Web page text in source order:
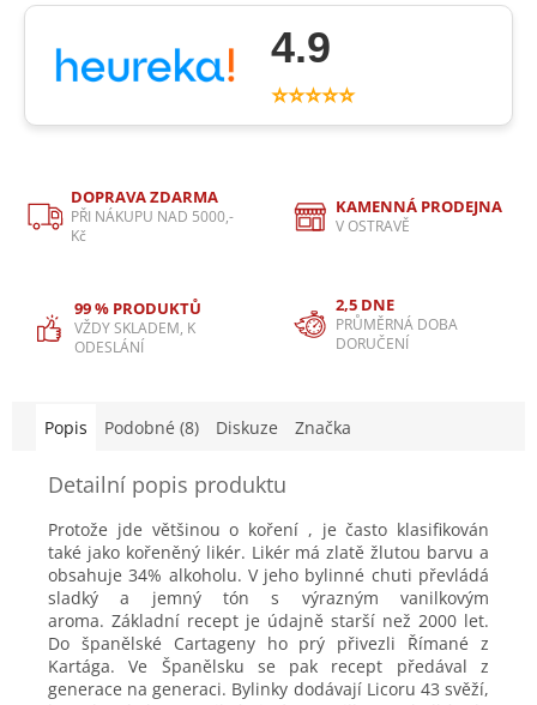
4.9
⭐⭐⭐⭐⭐
DOPRAVA ZDARMA
PŘI NÁKUPU NAD 5000,-
Kč
KAMENNÁ PRODEJNA
V OSTRAVĚ
99 % PRODUKTŮ
VŽDY SKLADEM, K
ODESLÁNÍ
2,5 DNE
PRŮMĚRNÁ DOBA
DORUČENÍ
Popis Podobné (8) Diskuze Značka
Detailní popis produktu
Protože jde většinou o koření , je často klasifikován
také jako kořeněný likér. Likér má zlatě žlutou barvu a
obsahuje 34% alkoholu. V jeho bylinné chuti převládá
sladký a jemný tón s výrazným vanilkovým
aroma. Základní recept je údajně starší než 2000 let.
Do španělské Cartageny ho prý přivezli Římané z
Kartága. Ve Španělsku se pak recept předával z
generace na generaci. Bylinky dodávají Licoru 43 svěží,